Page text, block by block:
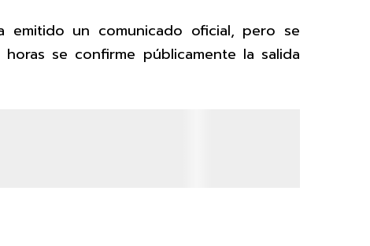
emitido un comunicado oficial, pero se
se confirme públicamente la salida